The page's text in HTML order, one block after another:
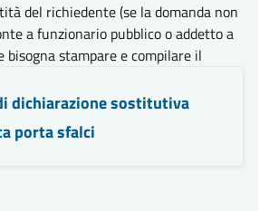
del richiedente (se la domanda non
a funzionario pubblico o addetto a
bisogna stampare e compilare il
dichiarazione sostitutiva
porta sfalci